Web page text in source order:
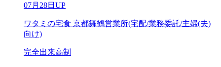
07月28日UP
ワタミの宅食 京都舞鶴営業所(宅配/業務委託/主婦(夫)
向け)
完全出来高制